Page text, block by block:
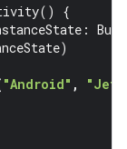
()
{
:
)
"Android" ,